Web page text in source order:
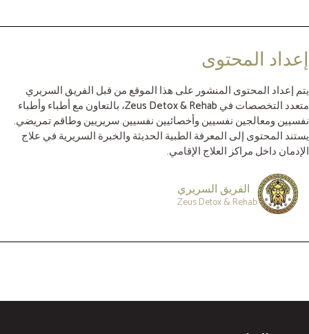
إعداد المحتوى
يتم إعداد المحتوى المنشور على هذا الموقع من قبل الفريق السريري
متعدد التخصصات في Zeus Detox & Rehab، بالتعاون مع أطباء وأطباء
نفسيين ومعالجين نفسيين وأخصائيين نفسيين سريريين وطاقم تمريضي.
يستند المحتوى إلى المعرفة الطبية الحديثة والخبرة السريرية في علاج
الإدمان داخل مراكز العلاج الإقامي.
الفريق السريري
Zeus Detox & Rehab